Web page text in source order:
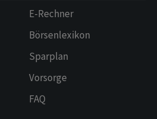
E-Rechner
Börsenlexikon
Sparplan
Vorsorge
FAQ